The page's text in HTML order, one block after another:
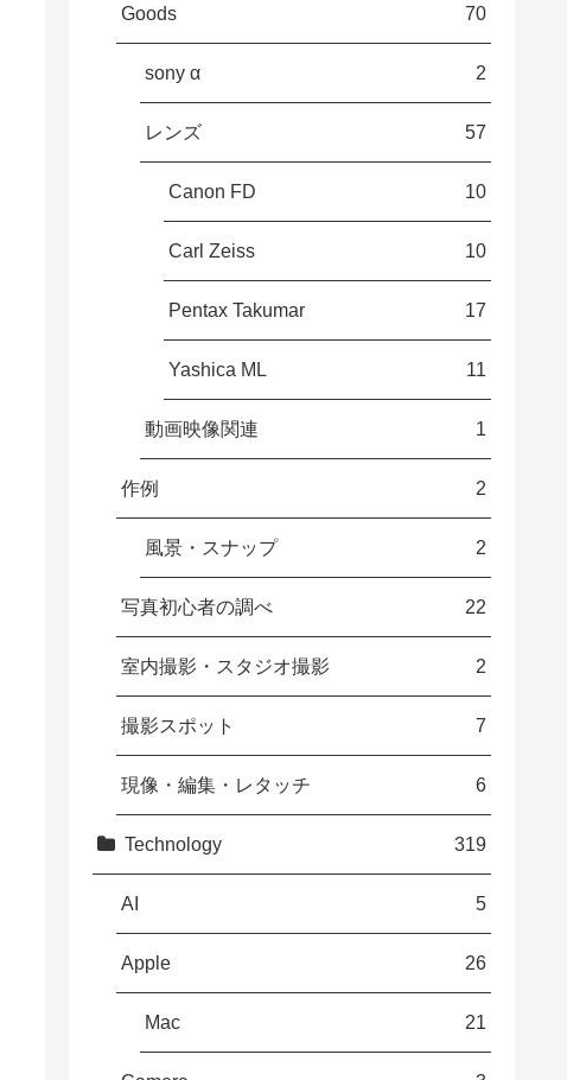
Goods 70
sony α 2
レンズ 57
Canon FD 10
Carl Zeiss 10
Pentax Takumar 17
Yashica ML 11
動画映像関連 1
作例 2
風景・スナップ 2
写真初心者の調べ 22
室内撮影・スタジオ撮影 2
撮影スポット 7
現像・編集・レタッチ 6
Technology 319
AI 5
Apple 26
Mac 21